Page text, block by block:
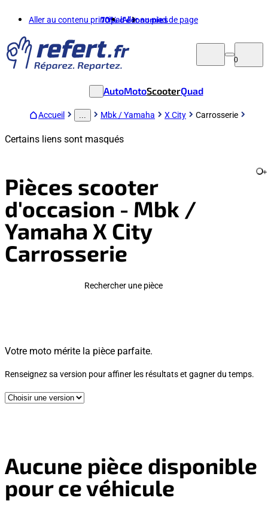
Aller au contenu principalAller au pied de page
70%d'économies
0
AutoMotoScooterQuad
Accueil Mbk / Yamaha X City Carrosserie
Certains liens sont masqués
Pièces scooter
d'occasion - Mbk /
Yamaha X City
Carrosserie
+
Rechercher une pièce
Votre moto mérite la pièce parfaite.
Renseignez sa version pour affiner les résultats et gagner du temps.
Aucune pièce disponible
pour ce véhicule